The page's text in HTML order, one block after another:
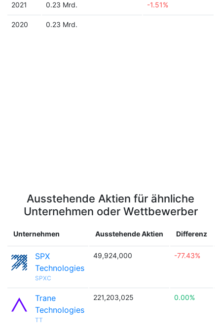
2021 0.23 Mrd. -1.51%
2020 0.23 Mrd.
Ausstehende Aktien für ähnliche
Unternehmen oder Wettbewerber
Unternehmen Ausstehende Aktien Differenz
SPX
Technologies
SPXC
49,924,000 -77.43%
Trane
Technologies
TT
221,203,025 0.00%